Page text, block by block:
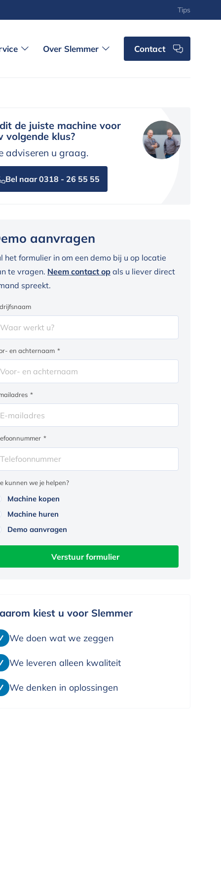
Tips
Over Slemmer Contact
de juiste machine voor
volgende klus?
adviseren u graag.
Bel naar 0318 - 26 55 55
aanvragen
het formulier in om een demo bij u op locatie
te vragen. Neem contact op als u liever direct
spreekt.
en achternaam *
*
*
kunnen we je helpen?
Machine kopen
Machine huren
Demo aanvragen
Verstuur formulier
kiest u voor Slemmer
We doen wat we zeggen
We leveren alleen kwaliteit
We denken in oplossingen